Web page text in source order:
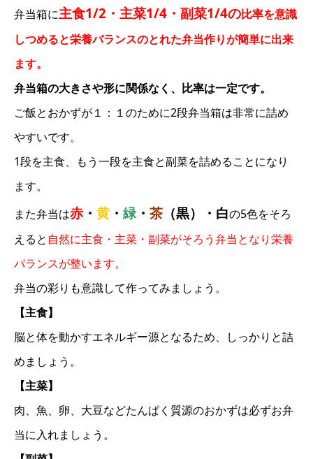
弁当箱に主食1/2・ 主菜1/4・ 副菜1/4の比率を意識
しつめると栄養バランスのとれた弁当作りが簡単に出来
ます。
弁当箱の大きさや形に関係なく、比率は一定です。
ご飯とおかずが１：１のために2段弁当箱は非常に詰め
やすいです。
1段を主食、もう一段を主食と副菜を詰めることになり
ます。
また弁当は赤 ・ 黄 ・ 緑 ・ 茶 （黒）・白の5色をそろ
えると 自然に主食・主菜・副菜がそろう弁当となり栄養
バランスが整います。
弁当の彩りも意識して作ってみましょう。
【主食】
脳と体を動かすエネルギー源となるため、しっかりと詰
めましょう。
【主菜】
肉、魚、卵、大豆などたんぱく質源のおかずは必ずお弁
当に入れましょう。